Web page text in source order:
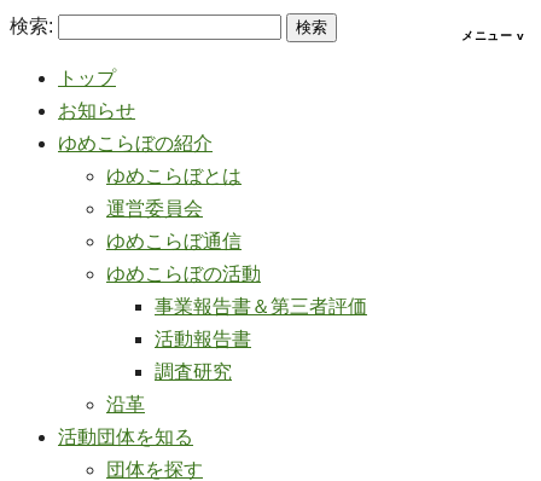
検索:
トップ
お知らせ
ゆめこらぼの紹介
ゆめこらぼとは
運営委員会
ゆめこらぼ通信
ゆめこらぼの活動
事業報告書＆第三者評価
活動報告書
調査研究
沿革
活動団体を知る
団体を探す